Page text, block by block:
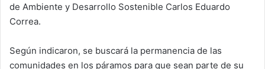
de Ambiente y Desarrollo Sostenible Carlos Eduardo
Correa.
Según indicaron, se buscará la permanencia de las
comunidades en los páramos para que sean parte de su